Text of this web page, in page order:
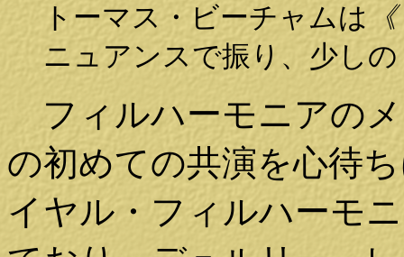
トーマス・ビーチャムは
ニュアンスで振り、少し
フィルハーモニアの
の初めての共演を心待
イヤル・フィルハーモ